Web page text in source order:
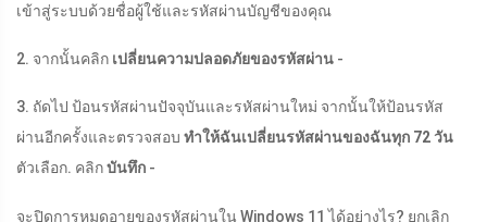
เข้าสู่ระบบด้วยชื่อผู้ใช้และรหัสผ่านบัญชีของคุณ
2. จากนั้นคลิก เปลี่ยนความปลอดภัยของรหัสผ่าน -
3. ถัดไป ป้อนรหัสผ่านปัจจุบันและรหัสผ่านใหม่ จากนั้นให้ป้อนรหัส
ผ่านอีกครั้งและตรวจสอบ ทำให้ฉันเปลี่ยนรหัสผ่านของฉันทุก 72 วัน
ตัวเลือก. คลิกบันทึก -
จะปิดการหมดอายุของรหัสผ่านใน Windows 11 ได้อย่างไร? ยกเลิก